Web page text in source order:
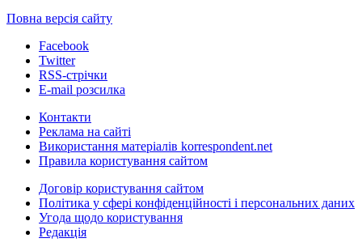
Повна версія сайту
Facebook
Twitter
RSS-стрічки
E-mail розсилка
Контакти
Реклама на сайті
Використання матеріалів korrespondent.net
Правила користування сайтом
Договір користування сайтом
Політика у сфері конфіденційності і персональних даних
Угода щодо користування
Редакція